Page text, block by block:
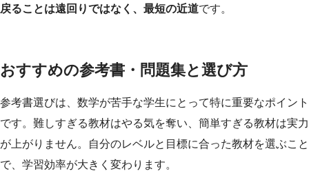
戻ることは遠回りではなく、最短の近道です。
おすすめの参考書・問題集と選び方
参考書選びは、数学が苦手な学生にとって特に重要なポイント
です。難しすぎる教材はやる気を奪い、簡単すぎる教材は実力
が上がりません。自分のレベルと目標に合った教材を選ぶこと
で、学習効率が大きく変わります。